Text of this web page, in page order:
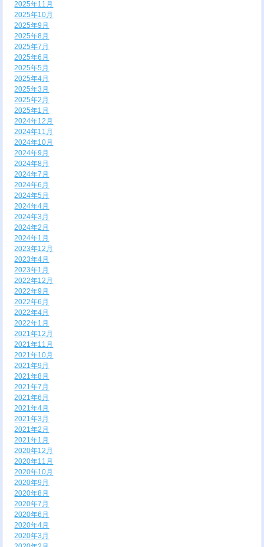
2025年11月
2025年10月
2025年9月
2025年8月
2025年7月
2025年6月
2025年5月
2025年4月
2025年3月
2025年2月
2025年1月
2024年12月
2024年11月
2024年10月
2024年9月
2024年8月
2024年7月
2024年6月
2024年5月
2024年4月
2024年3月
2024年2月
2024年1月
2023年12月
2023年4月
2023年1月
2022年12月
2022年9月
2022年6月
2022年4月
2022年1月
2021年12月
2021年11月
2021年10月
2021年9月
2021年8月
2021年7月
2021年6月
2021年4月
2021年3月
2021年2月
2021年1月
2020年12月
2020年11月
2020年10月
2020年9月
2020年8月
2020年7月
2020年6月
2020年4月
2020年3月